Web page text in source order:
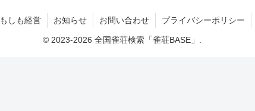
もしも経営 お知らせ お問い合わせ プライバシーポリシー
© 2023-2026 全国雀荘検索「雀荘BASE」.